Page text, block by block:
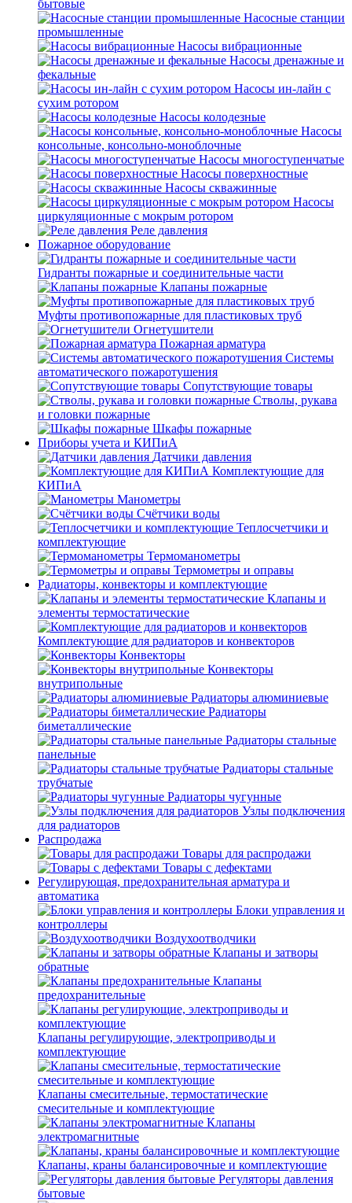
бытовые
Насосные станции
промышленные
Насосы вибрационные
Насосы дренажные и
фекальные
Насосы ин-лайн с
сухим ротором
Насосы колодезные
Насосы
консольные, консольно-моноблочные
Насосы многоступенчатые
Насосы поверхностные
Насосы скважинные
Насосы
циркуляционные с мокрым ротором
Реле давления
Пожарное оборудование
Гидранты пожарные и соединительные части
Клапаны пожарные
Муфты противопожарные для пластиковых труб
Огнетушители
Пожарная арматура
Системы
автоматического пожаротушения
Сопутствующие товары
Стволы, рукава
и головки пожарные
Шкафы пожарные
Приборы учета и КИПиА
Датчики давления
Комплектующие для
КИПиА
Манометры
Счётчики воды
Теплосчетчики и
комплектующие
Термоманометры
Термометры и оправы
Радиаторы, конвекторы и комплектующие
Клапаны и
элементы термостатические
Комплектующие для радиаторов и конвекторов
Конвекторы
Конвекторы
внутрипольные
Радиаторы алюминиевые
Радиаторы
биметаллические
Радиаторы стальные
панельные
Радиаторы стальные
трубчатые
Радиаторы чугунные
Узлы подключения
для радиаторов
Распродажа
Товары для распродажи
Товары с дефектами
Регулирующая, предохранительная арматура и
автоматика
Блоки управления и
контроллеры
Воздухоотводчики
Клапаны и затворы
обратные
Клапаны
предохранительные
Клапаны регулирующие, электроприводы и
комплектующие
Клапаны смесительные, термостатические
смесительные и комплектующие
Клапаны
электромагнитные
Клапаны, краны балансировочные и комплектующие
Регуляторы давления
бытовые